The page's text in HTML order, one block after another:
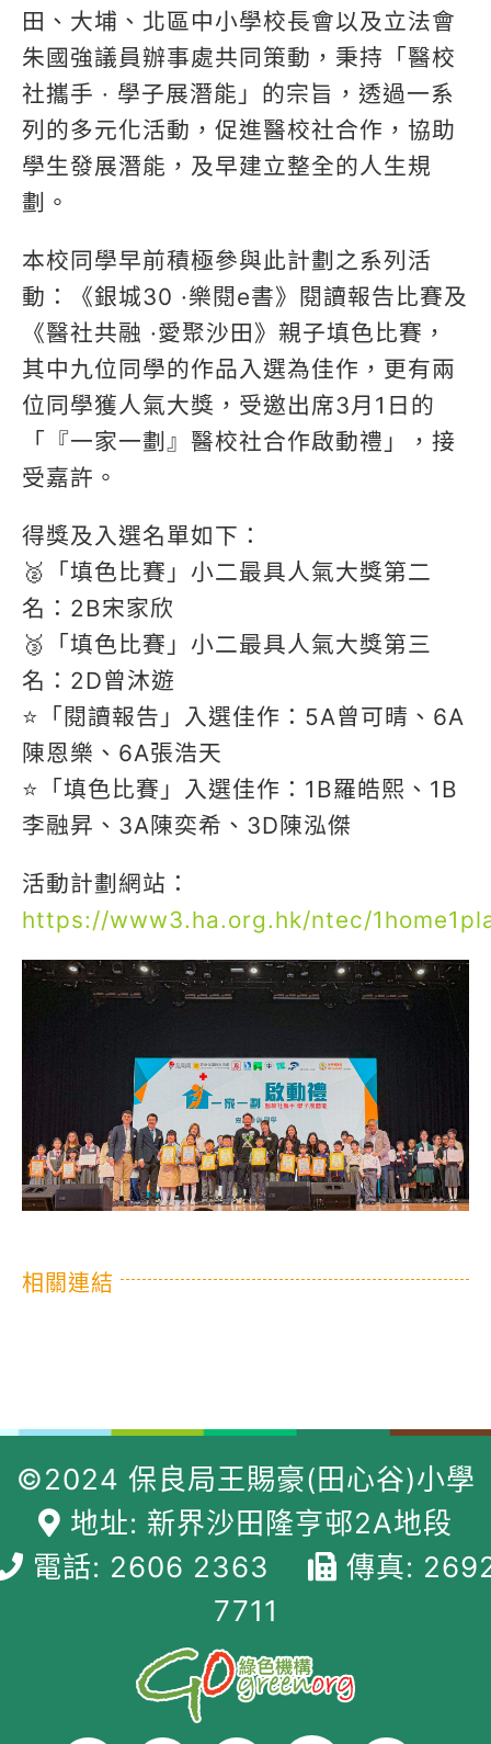
田、大埔、北區中小學校長會以及立法會
朱國強議員辦事處共同策動，秉持「醫校
社攜手 · 學子展潛能」的宗旨，透過一系
列的多元化活動，促進醫校社合作，協助
學生發展潛能，及早建立整全的人生規
劃。
本校同學早前積極參與此計劃之系列活
動：《銀城30 ·樂閱e書》閱讀報告比賽及
《醫社共融 ·愛聚沙田》親子填色比賽，
其中九位同學的作品入選為佳作，更有兩
位同學獲人氣大獎，受邀出席3月1日的
「『一家一劃』醫校社合作啟動禮」，接
受嘉許。
得獎及入選名單如下：
🥈「填色比賽」小二最具人氣大獎第二
名：2B宋家欣
🥉「填色比賽」小二最具人氣大獎第三
名：2D曾沐遊
⭐️「閱讀報告」入選佳作：5A曾可晴、6A
陳恩樂、6A張浩天
⭐️「填色比賽」入選佳作：1B羅皓熙、1B
李融昇、3A陳奕希、3D陳泓傑
活動計劃網站：
https://www3.ha.org.hk/ntec/
相關連結
©2024 保良局王賜豪(田心谷)小學
地址: 新界沙田隆亨邨2A地段
電話: 2606 2363
傳真:
7711